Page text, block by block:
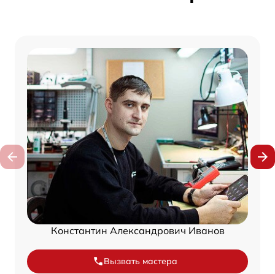
Константин Александрович Иванов
Вызвать мастера